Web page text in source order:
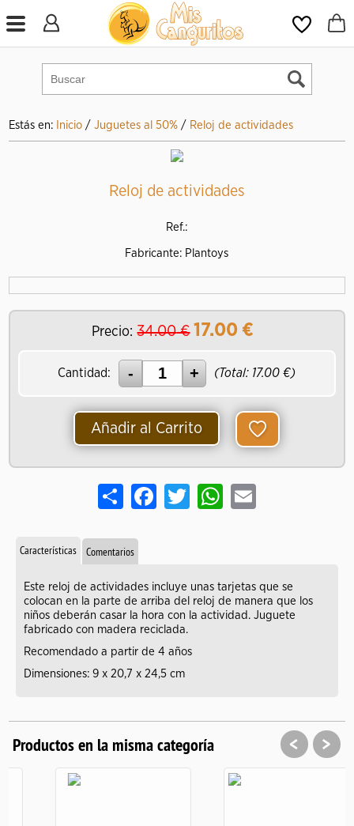
Estás en: Inicio /Juguetes al 50% / Reloj de actividades
Reloj de actividades
Ref.:
Fabricante: Plantoys
Precio: 34.00€ 17.00 €
Cantidad: (Total: 17.00 €)
Añadir al Carrito
Share FacebookTwitterWhatsApp
Email
Características Comentarios
Este reloj de actividades incluye unas tarjetas que se
colocan en la parte de arriba del reloj de manera que los
niños deberán casar la hora con la actividad. Juguete
fabricado con madera reciclada.
Recomendado a partir de 4 años
Dimensiones: 9 x 20,7 x 24,5 cm
Productos en la misma categoría < >